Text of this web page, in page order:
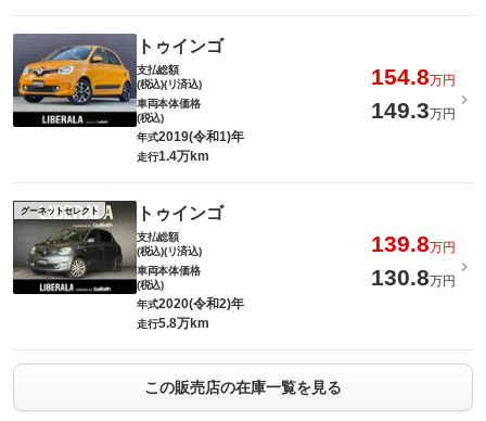
トゥインゴ
支払総額
(税込)(リ済込)
154.8万円
車両本体価格
(税込)
149.3万円
年式2019(令和1)年
走行1.4万km
グーネットセレクト トゥインゴ
支払総額
(税込)(リ済込)
139.8万円
車両本体価格
(税込)
130.8万円
年式2020(令和2)年
走行5.8万km
この販売店の在庫一覧を見る